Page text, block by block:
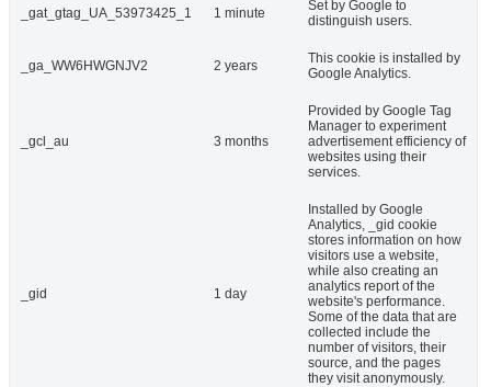
_gat_gtag_UA_53973425_1 1 minute
Set by Google to
distinguish users.
_ga_WW6HWGNJV2 2 years
This cookie is installed by
Google Analytics.
_gcl_au 3 months
Provided by Google Tag
Manager to experiment
advertisement efficiency of
websites using their
services.
_gid 1 day
Installed by Google
Analytics, _gid cookie
stores information on how
visitors use a website,
while also creating an
analytics report of the
website's performance.
Some of the data that are
collected include the
number of visitors, their
source, and the pages
they visit anonymously.